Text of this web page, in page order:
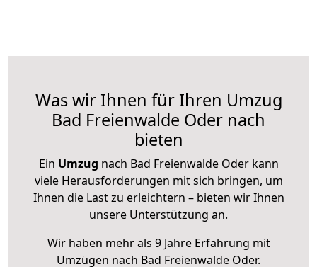
Was wir Ihnen für Ihren Umzug
Bad Freienwalde Oder nach
bieten
Ein Umzug nach Bad Freienwalde Oder kann
viele Herausforderungen mit sich bringen, um
Ihnen die Last zu erleichtern – bieten wir Ihnen
unsere Unterstützung an.
Wir haben mehr als 9 Jahre Erfahrung mit
Umzügen nach Bad Freienwalde Oder.